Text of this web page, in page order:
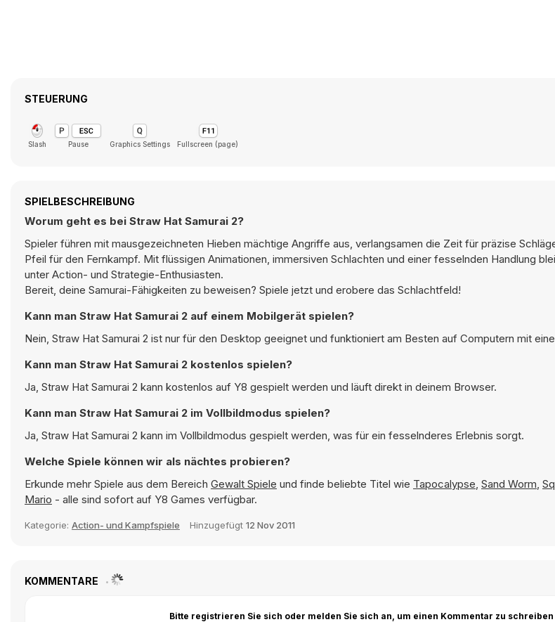
STEUERUNG
Slash Pause Graphics Settings Fullscreen (page)
SPIELBESCHREIBUNG
Worum geht es bei Straw Hat Samurai 2?
Spieler führen mit mausgezeichneten Hieben mächtige Angriffe aus, verlangsamen die Zeit für präzise
Pfeil für den Fernkampf. Mit flüssigen Animationen, immersiven Schlachten und einer fesselnden Handlung
unter Action- und Strategie-Enthusiasten.
Bereit, deine Samurai-Fähigkeiten zu beweisen? Spiele jetzt und erobere das Schlachtfeld!
Kann man Straw Hat Samurai 2 auf einem Mobilgerät spielen?
Nein, Straw Hat Samurai 2 ist nur für den Desktop geeignet und funktioniert am Besten auf Computern mit
Kann man Straw Hat Samurai 2 kostenlos spielen?
Ja, Straw Hat Samurai 2 kann kostenlos auf Y8 gespielt werden und läuft direkt in deinem Browser.
Kann man Straw Hat Samurai 2 im Vollbildmodus spielen?
Ja, Straw Hat Samurai 2 kann im Vollbildmodus gespielt werden, was für ein fesselnderes Erlebnis sorgt.
Welche Spiele können wir als nächtes probieren?
Erkunde mehr Spiele aus dem Bereich Gewalt Spiele und finde beliebte Titel wie Tapocalypse, Sand Worm,
Mario - alle sind sofort auf Y8 Games verfügbar.
Kategorie: Action- und Kampfspiele Hinzugefügt 12 Nov 2011
KOMMENTARE
Bitte registrieren Sie sich oder melden Sie sich an, um einen Kommentar zu schreiben